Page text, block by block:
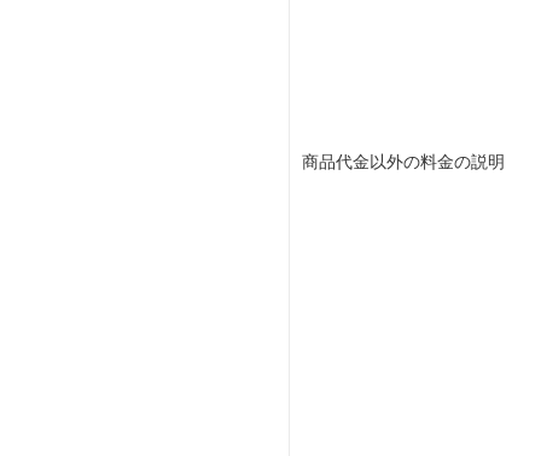
商品代金以外の料金の説明